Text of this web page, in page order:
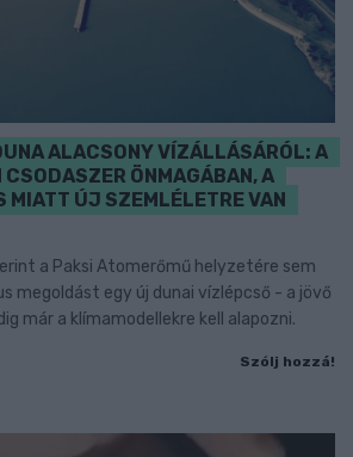
ALACSONY VÍZÁLLÁSÁRÓL: A
ÖNMAGÁBAN, A
MIATT ÚJ SZEMLÉLETRE VAN
a Paksi Atomerőmű helyzetére sem
megoldást egy új dunai vízlépcső - a jövő
már a klímamodellekre kell alapozni.
Szólj hozzá!